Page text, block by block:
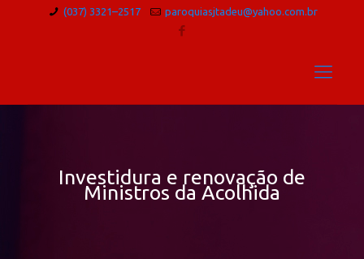
(037) 3321–2517 paroquiasjtadeu@yahoo.com.br
Investidura e renovação de
Ministros da Acolhida